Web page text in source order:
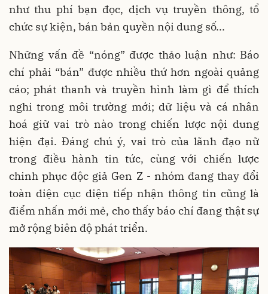
như thu phí bạn đọc, dịch vụ truyền thông, tổ
chức sự kiện, bán bản quyền nội dung số...
Những vấn đề “nóng” được thảo luận như: Báo
chí phải “bán” được nhiều thứ hơn ngoài quảng
cáo; phát thanh và truyền hình làm gì để thích
nghi trong môi trường mới; dữ liệu và cá nhân
hoá giữ vai trò nào trong chiến lược nội dung
hiện đại. Đáng chú ý, vai trò của lãnh đạo nữ
trong điều hành tin tức, cùng với chiến lược
chinh phục độc giả Gen Z - nhóm đang thay đổi
toàn diện cục diện tiếp nhận thông tin cũng là
điểm nhấn mới mẻ, cho thấy báo chí đang thật sự
mở rộng biên độ phát triển.